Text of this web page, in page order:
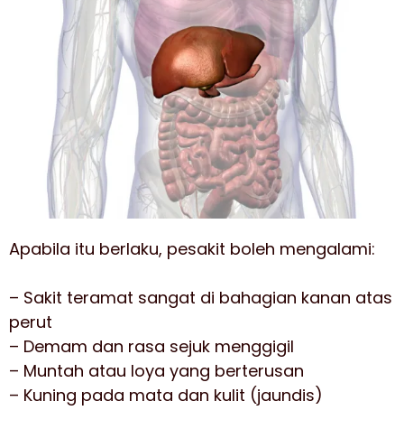
Apabila itu berlaku, pesakit boleh mengalami:
– Sakit teramat sangat di bahagian kanan atas
perut
– Demam dan rasa sejuk menggigil
– Muntah atau loya yang berterusan
– Kuning pada mata dan kulit (jaundis)